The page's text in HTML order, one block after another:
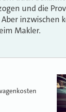
und die
inzwischen
Makler.